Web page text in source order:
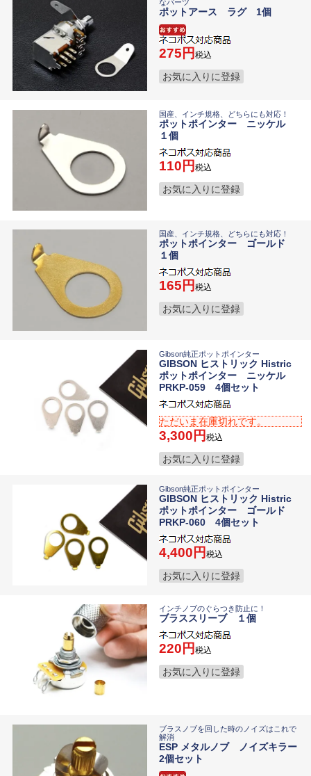
なパーツ
ポットアース ラグ 1個
275 税込
お気に入りに登録
国産、インチ規格、どちらにも対応！
ポットポインター ニッケル
１個
110 税込
お気に入りに登録
国産、インチ規格、どちらにも対応！
ポットポインター ゴールド
１個
165 税込
お気に入りに登録
Gibson純正ポットポインター
GIBSON ヒストリック Histric
ポットポインター ニッケル
PRKP-059 4個セット
ただいま在庫切れです。
3,300 税込
お気に入りに登録
Gibson純正ポットポインター
GIBSON ヒストリック Histric
ポットポインター ゴールド
PRKP-060 4個セット
4,400 税込
お気に入りに登録
インチノブのぐらつき防止に！
ブラススリーブ １個
220 税込
お気に入りに登録
ブラスノブを回した時のノイズはこれで
解消
ESP メタルノブ ノイズキラー
2個セット